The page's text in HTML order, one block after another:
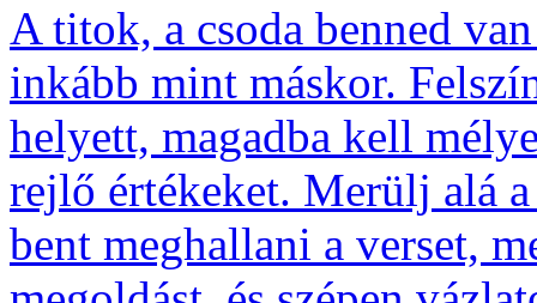
A titok, a csoda benned
inkább mint máskor.
helyett, magadba kell
rejlő értékeket. Merülj alá
bent meghallani a verset,